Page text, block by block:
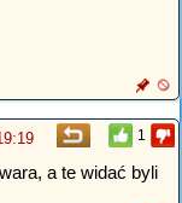
1
a te widać byli